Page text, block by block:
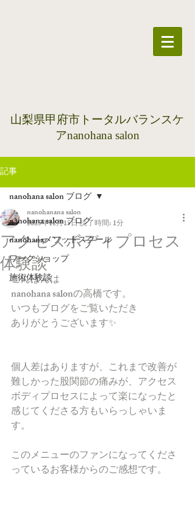
​山梨県甲府市トータルバランスケ
アnanohana salon
記事
nanohana salon ブログ
nanohanaメソッドスクール
ワークショップ
施術体験談
nanohana salon ブログ
アクセスボディプロセス
体験談
nanohanana salon
2025年12月15日読了時間: 1分
こんばんは
nanohana salonの高橋です。
いつもブログをご覧いただき
ありがとうございます✨
個人差はありますが、これまで改善が
難しかった股関節の痛みが、アクセス
ボディプロセスによって楽になったと
感じてくださる方もいらっしゃいま
す。
このメニューのファンになってくださ
っているお客様からのご感想です。